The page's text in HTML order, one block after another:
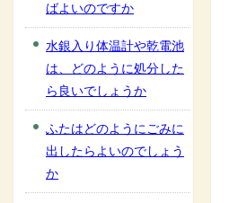
ばよいのですか
水銀入り体温計や乾電池
は、どのように処分した
ら良いでしょうか
ふたはどのようにごみに
出したらよいのでしょう
か